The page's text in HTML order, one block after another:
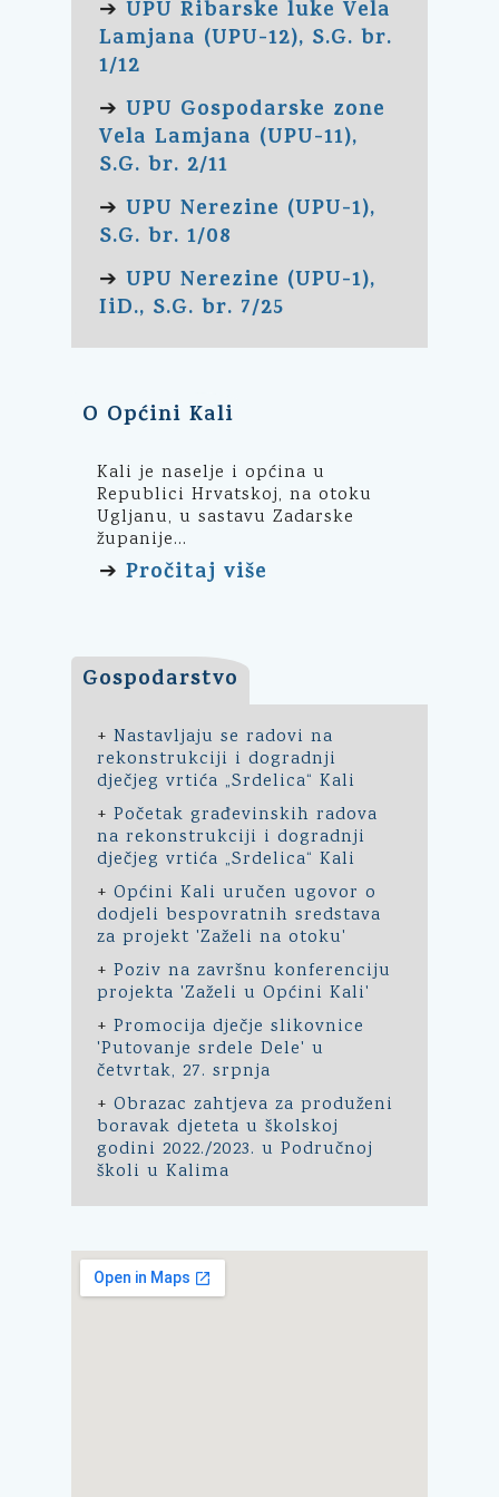
➔ UPU Ribarske luke Vela
Lamjana (UPU-12), S.G. br.
1/12
➔ UPU Gospodarske zone
Vela Lamjana (UPU-11),
S.G. br. 2/11
➔ UPU Nerezine (UPU-1),
S.G. br. 1/08
➔ UPU Nerezine (UPU-1),
IiD., S.G. br. 7/25
O Općini Kali
Kali je naselje i općina u
Republici Hrvatskoj, na otoku
Ugljanu, u sastavu Zadarske
županije...
➔ Pročitaj više
Gospodarstvo
+ Nastavljaju se radovi na
rekonstrukciji i dogradnji
dječjeg vrtića „Srdelica“ Kali
+ Početak građevinskih radova
na rekonstrukciji i dogradnji
dječjeg vrtića „Srdelica“ Kali
+ Općini Kali uručen ugovor o
dodjeli bespovratnih sredstava
za projekt 'Zaželi na otoku'
+ Poziv na završnu konferenciju
projekta 'Zaželi u Općini Kali'
+ Promocija dječje slikovnice
'Putovanje srdele Dele' u
četvrtak, 27. srpnja
+ Obrazac zahtjeva za produženi
boravak djeteta u školskoj
godini 2022./2023. u Područnoj
školi u Kalima